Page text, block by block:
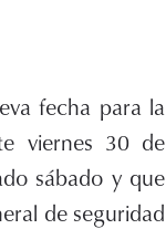
fecha para la
viernes 30 de
sábado y que
de seguridad